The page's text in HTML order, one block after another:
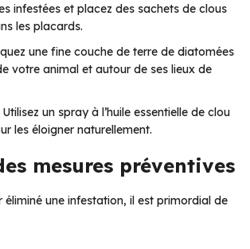
infestées et placez des sachets de clous
les placards.
une fine couche de terre de diatomées
votre animal et autour de ses lieux de
un spray à l’huile essentielle de clou
les éloigner naturellement.
mesures préventives
éliminé une infestation, il est primordial de